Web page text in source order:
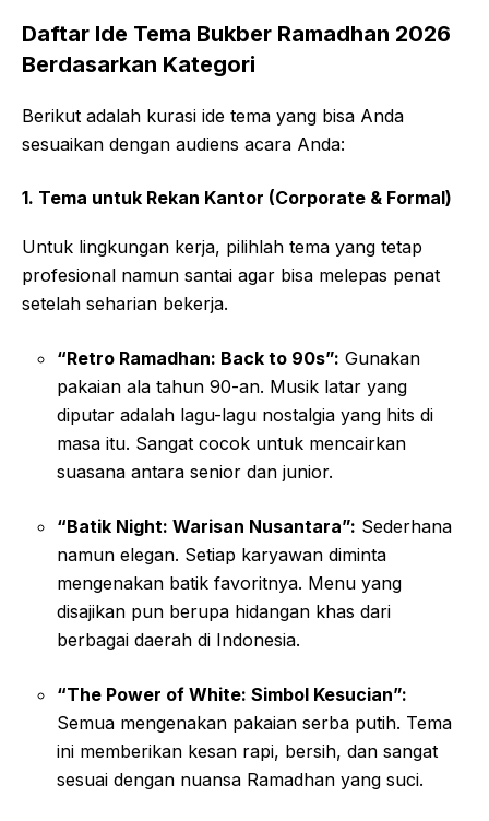
Daftar Ide Tema Bukber Ramadhan 2026
Berdasarkan Kategori
Berikut adalah kurasi ide tema yang bisa Anda
sesuaikan dengan audiens acara Anda:
1. Tema untuk Rekan Kantor (Corporate & Formal)
Untuk lingkungan kerja, pilihlah tema yang tetap
profesional namun santai agar bisa melepas penat
setelah seharian bekerja.
“Retro Ramadhan: Back to 90s”: Gunakan
pakaian ala tahun 90-an. Musik latar yang
diputar adalah lagu-lagu nostalgia yang hits di
masa itu. Sangat cocok untuk mencairkan
suasana antara senior dan junior.
“Batik Night: Warisan Nusantara”: Sederhana
namun elegan. Setiap karyawan diminta
mengenakan batik favoritnya. Menu yang
disajikan pun berupa hidangan khas dari
berbagai daerah di Indonesia.
“The Power of White: Simbol Kesucian”:
Semua mengenakan pakaian serba putih. Tema
ini memberikan kesan rapi, bersih, dan sangat
sesuai dengan nuansa Ramadhan yang suci.